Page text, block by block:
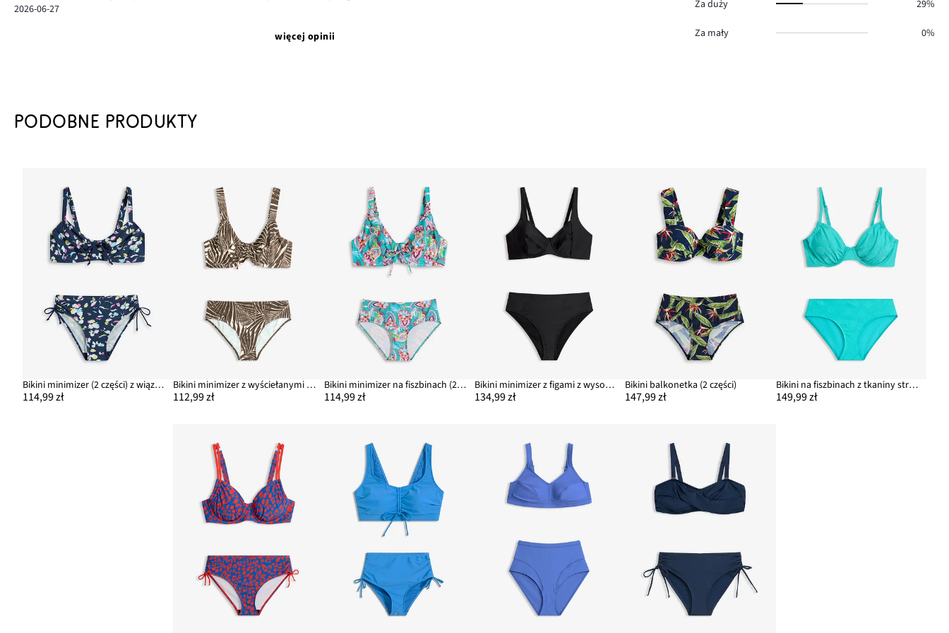
2026-06-27
więcej opinii
Za duży 29%
Za mały 0%
PODOBNE PRODUKTY
Bikini minimizer (2 części) z wiązanymi troczkami
114,99 zł
Bikini minimizer z wyściełanymi ramiączkami (2 części)
112,99 zł
Bikini minimizer na fiszbinach (2 części)
114,99 zł
Bikini minimizer z figami z wysokim stanem lekko modelującymi sylwetkę (komplet 2-cz.)
134,99 zł
Bikini balkonetka (2 części)
147,99 zł
Bikini na fiszbinach z tkaniny strukturalnej (2 części)
149,99 zł